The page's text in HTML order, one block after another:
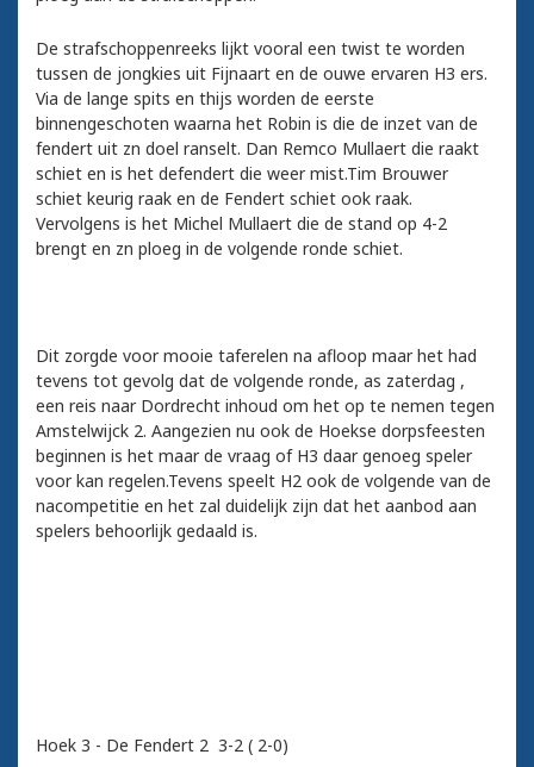
De strafschoppenreeks lijkt vooral een twist te worden
tussen de jongkies uit Fijnaart en de ouwe ervaren H3 ers.
Via de lange spits en thijs worden de eerste
binnengeschoten waarna het Robin is die de inzet van de
fendert uit zn doel ranselt. Dan Remco Mullaert die raakt
schiet en is het defendert die weer mist.Tim Brouwer
schiet keurig raak en de Fendert schiet ook raak.
Vervolgens is het Michel Mullaert die de stand op 4-2
brengt en zn ploeg in de volgende ronde schiet.
Dit zorgde voor mooie taferelen na afloop maar het had
tevens tot gevolg dat de volgende ronde, as zaterdag ,
een reis naar Dordrecht inhoud om het op te nemen tegen
Amstelwijck 2. Aangezien nu ook de Hoekse dorpsfeesten
beginnen is het maar de vraag of H3 daar genoeg speler
voor kan regelen.Tevens speelt H2 ook de volgende van de
nacompetitie en het zal duidelijk zijn dat het aanbod aan
spelers behoorlijk gedaald is.
Hoek 3 - De Fendert 2 3-2 ( 2-0)